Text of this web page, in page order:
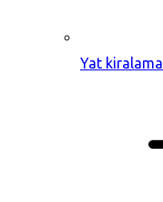
Yat kiralama